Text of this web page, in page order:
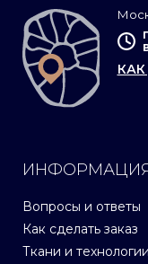
Вопросы и ответы
Как сделать заказ
Ткани и технологии